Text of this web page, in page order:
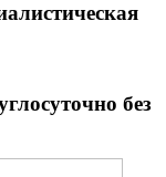
без